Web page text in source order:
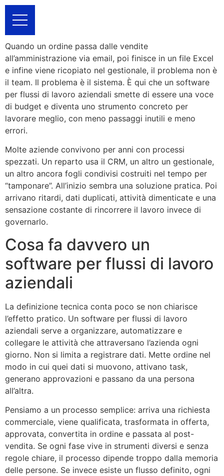
Quando un ordine passa dalle vendite
all’amministrazione via email, poi finisce in un file Excel
e infine viene ricopiato nel gestionale, il problema non è
il team. Il problema è il sistema. È qui che un software
per flussi di lavoro aziendali smette di essere una voce
di budget e diventa uno strumento concreto per
lavorare meglio, con meno passaggi inutili e meno
errori.
Molte aziende convivono per anni con processi
spezzati. Un reparto usa il CRM, un altro un gestionale,
un altro ancora fogli condivisi costruiti nel tempo per
“tamponare”. All’inizio sembra una soluzione pratica. Poi
arrivano ritardi, dati duplicati, attività dimenticate e una
sensazione costante di rincorrere il lavoro invece di
governarlo.
Cosa fa davvero un
software per flussi di lavoro
aziendali
La definizione tecnica conta poco se non chiarisce
l’effetto pratico. Un software per flussi di lavoro
aziendali serve a organizzare, automatizzare e
collegare le attività che attraversano l’azienda ogni
giorno. Non si limita a registrare dati. Mette ordine nel
modo in cui quei dati si muovono, attivano task,
generano approvazioni e passano da una persona
all’altra.
Pensiamo a un processo semplice: arriva una richiesta
commerciale, viene qualificata, trasformata in offerta,
approvata, convertita in ordine e passata al post-
vendita. Se ogni fase vive in strumenti diversi e senza
regole chiare, il processo dipende troppo dalla memoria
delle persone. Se invece esiste un flusso definito, ogni